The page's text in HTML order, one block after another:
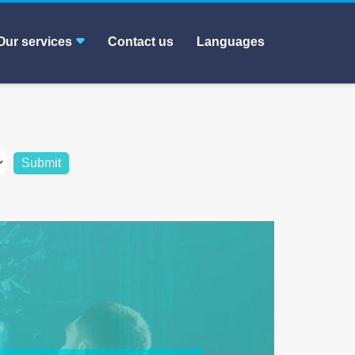
services Contact us Languages